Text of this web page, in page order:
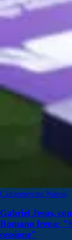
Calciomercato Napoli
Gabriel Jesus,
Romano frena:
cessione"